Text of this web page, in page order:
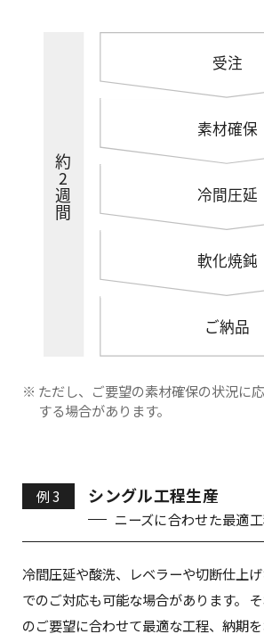
※ ただし、ご要望の素材確保の状況に
する場合があります。
例 3 シングル工程生産
ニーズに合わせた最適
冷間圧延や酸洗、レベラーや切断仕上
でのご対応も可能な場合があります。
のご要望に合わせて最適な工程、納期